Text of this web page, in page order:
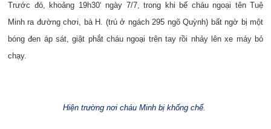
Trước đó, khoảng 19h30‘ ngày 7/7, trong khi bế cháu ngoại tên Tuệ
Minh ra đường chơi, bà H. (trú ở ngách 295 ngõ Quỳnh) bất ngờ bị một
bóng đen áp sát, giật phắt cháu ngoại trên tay rồi nhảy lên xe máy bỏ
chạy.
Hiện trường nơi cháu Minh bị khống chế.